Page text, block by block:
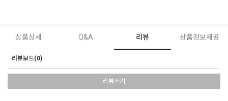
상품상세 Q&A 리뷰 상품정보제공
리뷰보드(0)
리뷰쓰기